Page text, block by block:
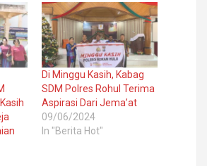
Di Minggu Kasih, Kabag
SDM Polres Rohul Terima
Aspirasi Dari Jema’at
09/06/2024
In "Berita Hot"